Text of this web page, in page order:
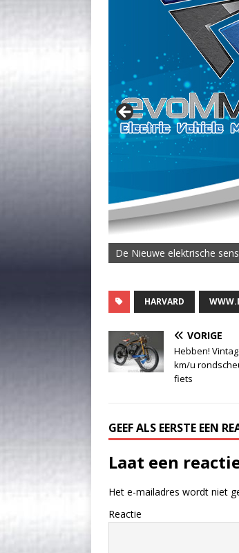
De Nieuwe elektrische
De MOVE Vigorous 1500
HARVARD
VORIGE
Hebben!
km/u
fiets
GEEF ALS EERSTE EEN
Laat een
Het e-mailadres wordt niet
Reactie